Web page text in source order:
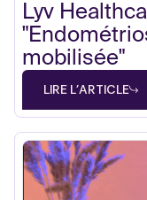
Lyv
mobilisée"
LIRE L'ARTICLE